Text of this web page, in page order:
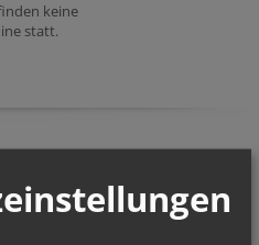
keine
statt.